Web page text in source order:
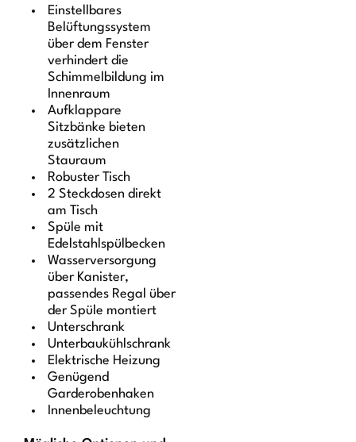
Einstellbares
Belüftungssystem
über dem Fenster
verhindert die
Schimmelbildung im
Innenraum
Aufklappare
Sitzbänke bieten
zusätzlichen
Stauraum
Robuster Tisch
2 Steckdosen direkt
am Tisch
Spüle mit
Edelstahlspülbecken
Wasserversorgung
über Kanister,
passendes Regal über
der Spüle montiert
Unterschrank
Unterbaukühlschrank
Elektrische Heizung
Genügend
Garderobenhaken
Innenbeleuchtung